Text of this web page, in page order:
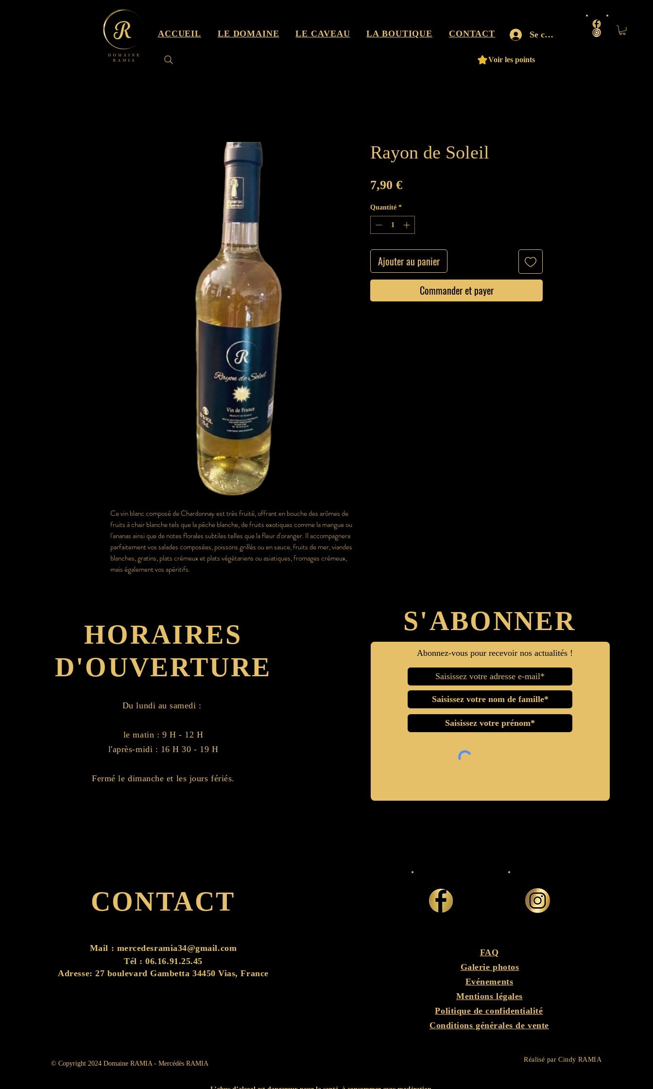
ACCUEIL LE DOMAINE LE CAVEAU LA BOUTIQUE CONTACT Se connecter
Voir les points
Ce vin blanc composé de Chardonnay est très fruité, offrant en bouche des arômes de
fruits à chair blanche tels que la pêche blanche, de fruits exotiques comme la mangue ou
l'ananas ainsi que de notes florales subtiles telles que la fleur d'oranger. Il accompagnera
parfaitement vos salades composées, poissons grillés ou en sauce, fruits de mer, viandes
blanches, gratins, plats crémeux et plats végétariens ou asiatiques, fromages crémeux,
mais également vos apéritifs.
Rayon de Soleil
7,90 €Prix
Quantité *
Ajouter au panier
Commander et payer
HORAIRES
D'OUVERTURE
Du lundi au samedi : ​
le matin : 9 H - 12 H
l'après-midi : 16 H 30 - 19 H
Fermé le dimanche et les jours fériés.
S'ABONNER
Abonnez-vous pour recevoir nos actualités !
CONTACT
Mail : mercedesramia34@gmail.com
Tél : 06.16.91.25.45
Adresse: 27 boulevard Gambetta 34450 Vias, France
© Copyright 2024 Domaine RAMIA - Mercédès RAMIA
FAQ
Galerie photos
Evénements
Mentions légales
Politique de confidentialité
Conditions générales de vente
Réalisé par Cindy RAMIA